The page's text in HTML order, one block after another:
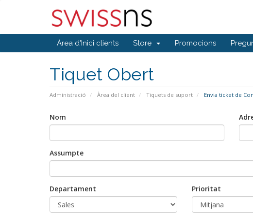
Àrea d'Inici clients Store Promocions
Tiquet Obert
Administració Àrea del client Tiquets de suport Envia ticket de
Nom
Assumpte
Departament Prioritat